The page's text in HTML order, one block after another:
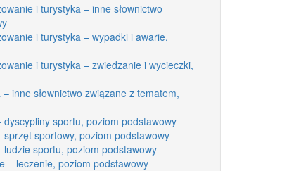
i turystyka – inne słownictwo
i turystyka – wypadki i awarie,
i turystyka – zwiedzanie i wycieczki,
inne słownictwo związane z tematem,
sportu, poziom podstawowy
sportowy, poziom podstawowy
sportu, poziom podstawowy
– leczenie, poziom podstawowy